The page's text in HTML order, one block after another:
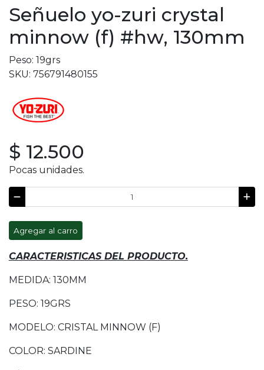
Señuelo yo-zuri crystal
minnow (f) #hw, 130mm
Peso: 19grs
SKU: 756791480155
$ 12.500
Pocas unidades.
Agregar al carro
CARACTERISTICAS DEL PRODUCTO.
MEDIDA: 130MM
PESO: 19GRS
MODELO: CRISTAL MINNOW (F)
COLOR: SARDINE